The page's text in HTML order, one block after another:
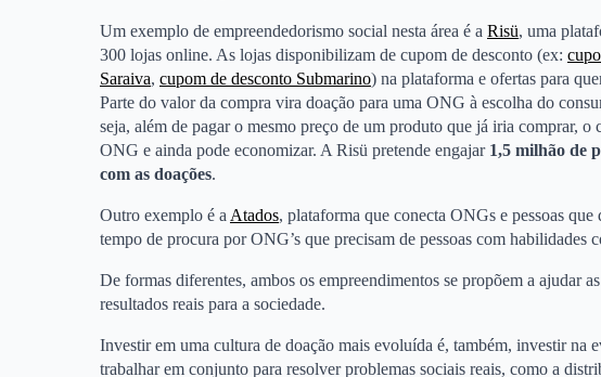
Um exemplo de empreendedorismo social nesta área é a Risü, uma
300 lojas online. As lojas disponibilizam de cupom de desconto (ex:
Saraiva, cupom de desconto Submarino) na plataforma e ofertas para
Parte do valor da compra vira doação para uma ONG à escolha do
seja, além de pagar o mesmo preço de um produto que já iria comprar,
ONG e ainda pode economizar. A Risü pretende engajar 1,5 milhão de
com as doações.
Outro exemplo é a Atados, plataforma que conecta ONGs e pessoas
tempo de procura por ONG’s que precisam de pessoas com habilidades
De formas diferentes, ambos os empreendimentos se propõem a ajudar
resultados reais para a sociedade.
Investir em uma cultura de doação mais evoluída é, também, investir na
trabalhar em conjunto para resolver problemas sociais reais, como a